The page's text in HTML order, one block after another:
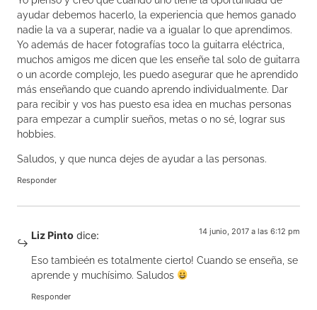
ayudar debemos hacerlo, la experiencia que hemos ganado
nadie la va a superar, nadie va a igualar lo que aprendimos.
Yo además de hacer fotografías toco la guitarra eléctrica,
muchos amigos me dicen que les enseñe tal solo de guitarra
o un acorde complejo, les puedo asegurar que he aprendido
más enseñando que cuando aprendo individualmente. Dar
para recibir y vos has puesto esa idea en muchas personas
para empezar a cumplir sueños, metas o no sé, lograr sus
hobbies.
Saludos, y que nunca dejes de ayudar a las personas.
Responder
Liz Pinto dice: 14 junio, 2017 a las 6:12 pm
Eso tambieén es totalmente cierto! Cuando se enseña, se
aprende y muchísimo. Saludos
Responder